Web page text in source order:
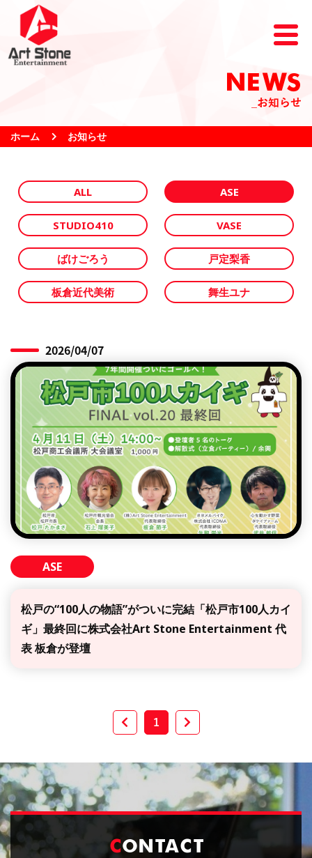
NEWS
_お知らせ
ホーム お知らせ
ALL ASE
STUDIO410 VASE
ばけごろう 戸定梨香
板倉近代美術 舞生ユナ
2026/04/07
ASE
松戸の“100人の物語”がついに完結「松戸市100人カイ
ギ」最終回に株式会社Art Stone Entertainment 代
表 板倉が登壇
1
CONTACT